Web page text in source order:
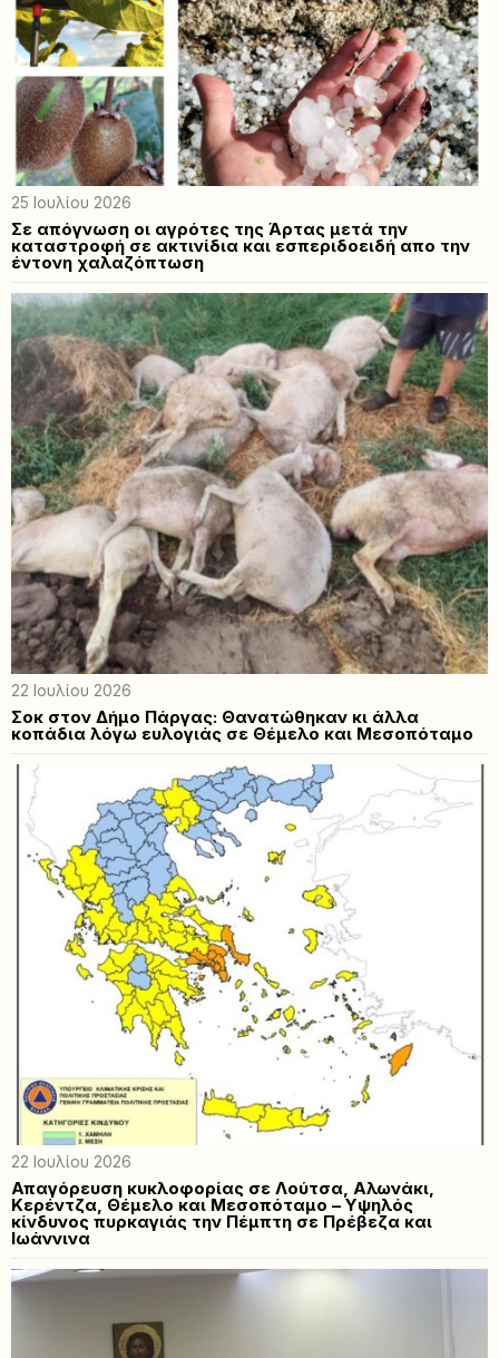
25 Ιουλίου 2026
Σε απόγνωση οι αγρότες της Άρτας μετά την
καταστροφή σε ακτινίδια και εσπεριδοειδή απο την
έντονη χαλαζόπτωση
22 Ιουλίου 2026
Σοκ στον Δήμο Πάργας: Θανατώθηκαν κι άλλα
κοπάδια λόγω ευλογιάς σε Θέμελο και Μεσοπόταμο
22 Ιουλίου 2026
Απαγόρευση κυκλοφορίας σε Λούτσα, Αλωνάκι,
Κερέντζα, Θέμελο και Μεσοπόταμο – Υψηλός
κίνδυνος πυρκαγιάς την Πέμπτη σε Πρέβεζα και
Ιωάννινα